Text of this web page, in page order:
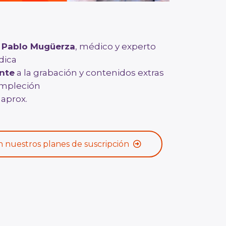
Pablo Mugüerza, médico y experto
a la grabación y contenidos extras
aprox.
nuestros planes de suscripción